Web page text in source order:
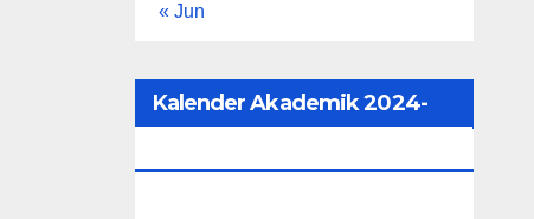
« Jun
Kalender Akademik 2024-